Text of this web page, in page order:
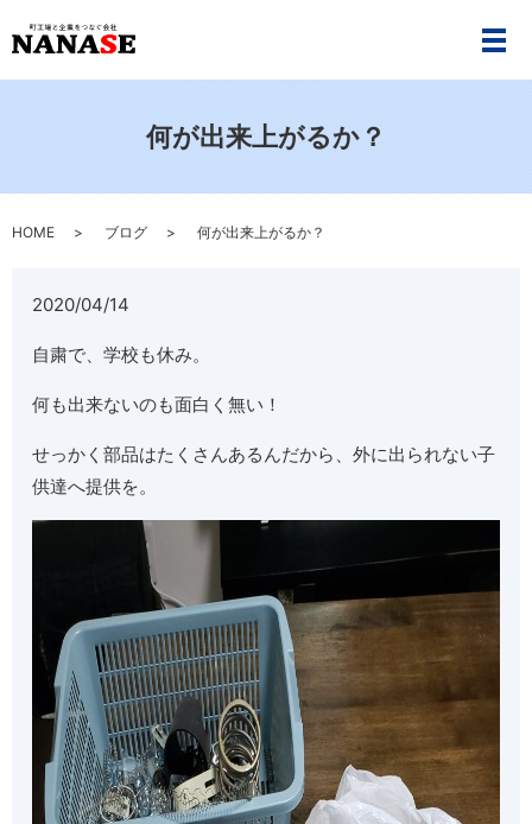
メ
何が出来上がるか？
HOME ブログ 何が出来上がるか？
2020/04/14
自粛で、学校も休み。
何も出来ないのも面白く無い！
せっかく部品はたくさんあるんだから、外に出られない子
供達へ提供を。